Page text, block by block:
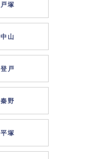
戸塚
中山
登戸
秦野
平塚